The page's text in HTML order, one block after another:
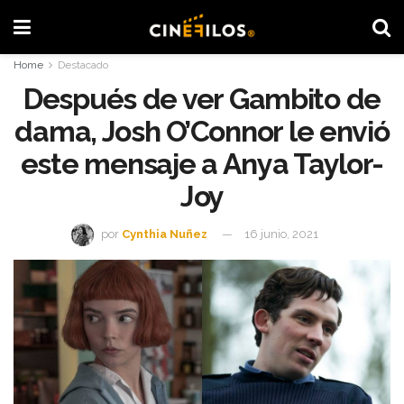
Home Destacado
Después de ver Gambito de
dama, Josh O’Connor le envió
este mensaje a Anya Taylor-
Joy
por Cynthia Nuñez 16 junio, 2021